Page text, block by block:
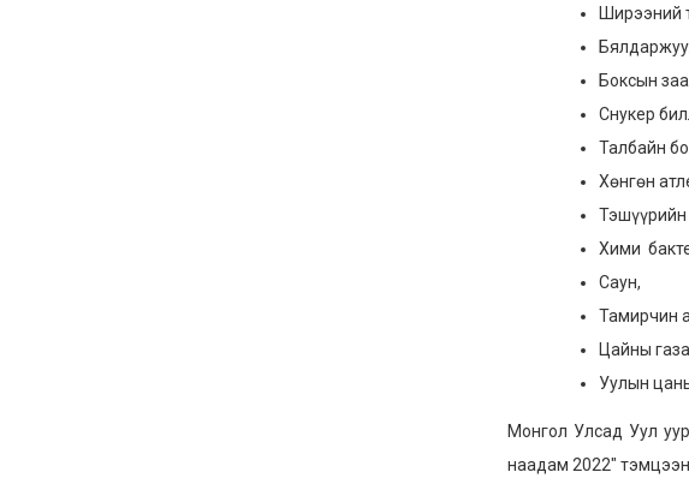
Ширээний
Боксын
Снукер
Талбайн
Хөнгөн
Тэшүүрийн
Хими
Саун,
Тамирчин
Цайны
Уулын
Монгол Улсад Уул
наадам 2022"